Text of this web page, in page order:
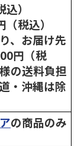
）
税込）
、お届け先
円（税
の送料負担
・沖縄は除
の商品のみ